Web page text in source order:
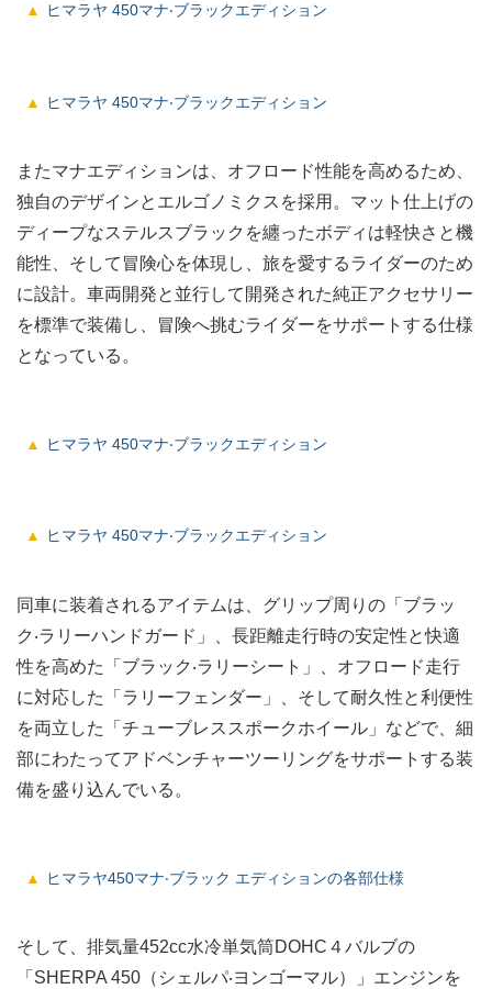
ヒマラヤ 450マナ‧ブラックエディション
ヒマラヤ 450マナ‧ブラックエディション
またマナエディションは、オフロード性能を⾼めるため、
独⾃のデザインとエルゴノミクスを採⽤。マット仕上げの
ディープなステルスブラックを纏ったボディは軽快さと機
能性、そして冒険⼼を体現し、旅を愛するライダーのため
に設計。⾞両開発と並⾏して開発された純正アクセサリー
を標準で装備し、冒険へ挑むライダーをサポートする仕様
となっている。
ヒマラヤ 450マナ‧ブラックエディション
ヒマラヤ 450マナ‧ブラックエディション
同車に装着されるアイテムは、グリップ周りの「ブラッ
ク‧ラリーハンドガード」、⻑距離⾛⾏時の安定性と快適
性を⾼めた「ブラック‧ラリーシート」、オフロード⾛⾏
に対応した「ラリーフェンダー」、そして耐久性と利便性
を両⽴した「チューブレススポークホイール」などで、細
部にわたってアドベンチャーツーリングをサポートする装
備を盛り込んでいる。
ヒマラヤ450マナ‧ブラック エディションの各部仕様
そして、排気量452cc⽔冷単気筒DOHC４バルブの
「SHERPA 450（シェルパ‧ヨンゴーマル）」エンジンを